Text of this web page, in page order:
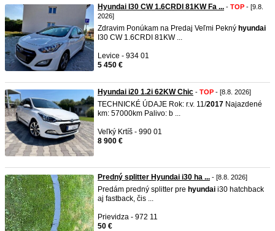
Hyundai I30 CW 1.6CRDI 81KW Fa ... - TOP - [9.8.
2026]
Zdravim Ponúkam na Predaj Veľmi Pekný hyundai
I30 CW 1.6CRDI 81KW ...
Levice - 934 01
5 450 €
Hyundai i20 1.2i 62KW Chic - TOP - [8.8. 2026]
TECHNICKÉ ÚDAJE Rok: r.v. 11/2017 Najazdené
km: 57000km Palivo: b ...
Veľký Krtíš - 990 01
8 900 €
Predný splitter Hyundai i30 ha ... - [8.8. 2026]
Predám predný splitter pre hyundai i30 hatchback
aj fastback, čis ...
Prievidza - 972 11
50 €